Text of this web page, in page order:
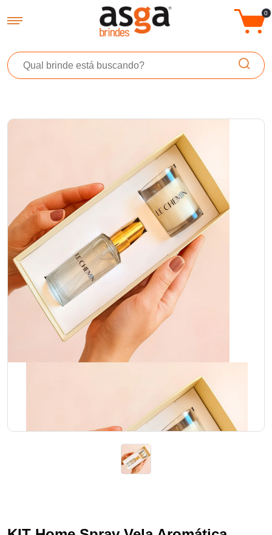
0
Asga Brindes - Brindes Promocionais Personalizados